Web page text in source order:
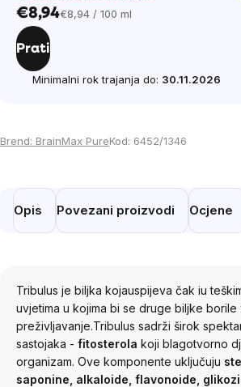
€8,94Cijena
€8,94 / 100 ml
Prati
Minimalni rok trajanja do: 30.11.2026
Brend: BrainMax PureKod: 6452/1346
Opis Povezani proizvodi Ocjene
Tribulus je biljka kojauspijeva čak iu
uvjetima u kojima bi se druge biljke borile
preživljavanje.Tribulus sadrži širok
sastojaka - fitosterola koji blagotvorno
organizam. Ove komponente uključuju
saponine, alkaloide, flavonoide,